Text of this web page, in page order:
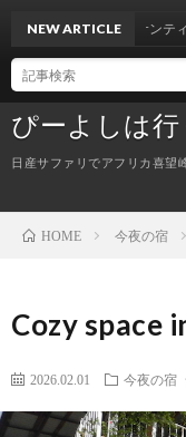
ぴーよしは行
日産サファリでアフリカ喜望
NEW ARTICLE
ィアゴ・デ・コンポステー
HOME 今夜の宿
Cozy space
2026.02.01 今夜の宿